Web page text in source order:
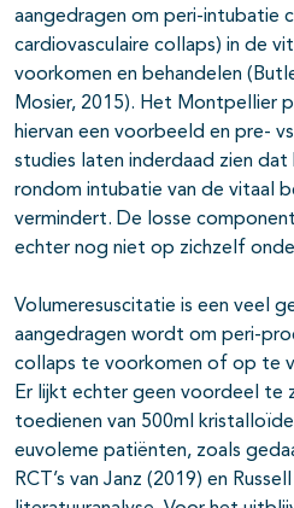
aangedragen om peri-intubatie
cardiovasculaire collaps) in de
voorkomen en behandelen
Mosier, 2015). Het Montpellier
hiervan een voorbeeld en pre-
studies laten inderdaad zien
rondom intubatie van de vitaal
vermindert. De losse
echter nog niet op zichzelf
Volumeresuscitatie is een veel
aangedragen wordt om peri-
collaps te voorkomen of op te
Er lijkt echter geen voordeel te
toedienen van 500ml
euvoleme patiënten, zoals
RCT’s van Janz (2019) en